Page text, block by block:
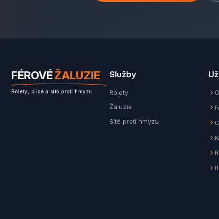
FÉROVÉŽALUZIE
Rolety, plisé a sítě proti hmyzu
Služby
Rolety
Žaluzie
Sítě proti hmyzu